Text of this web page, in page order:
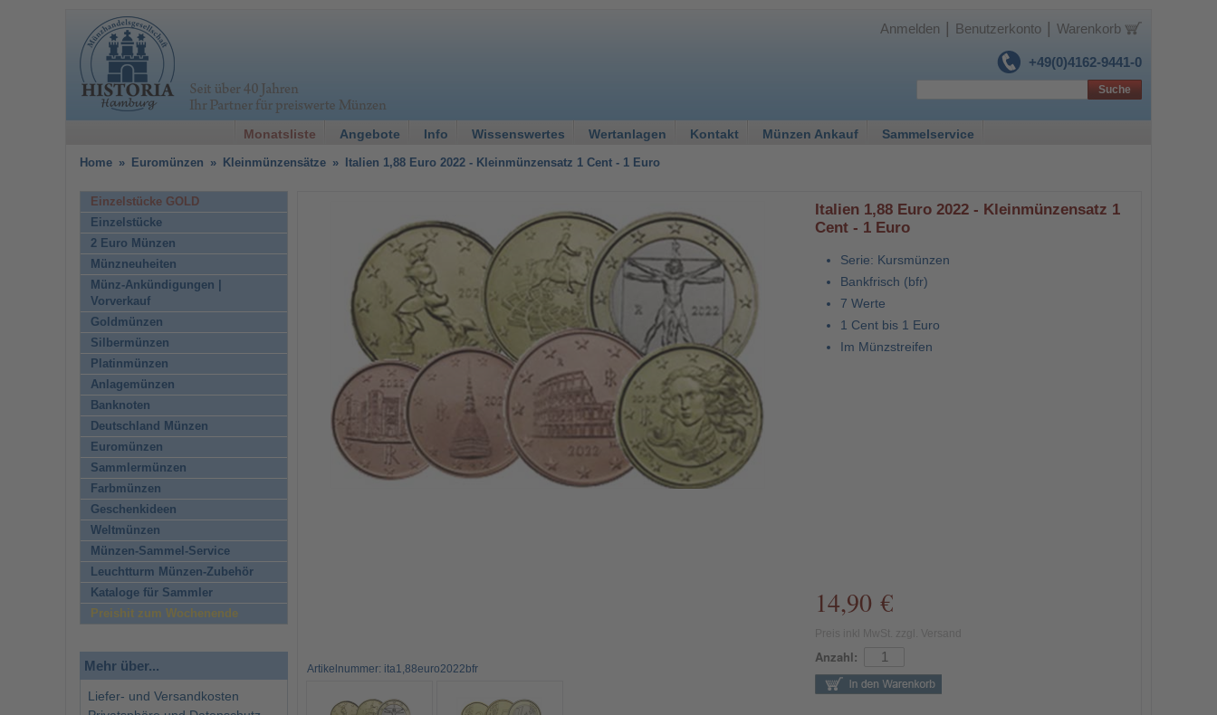
+49(0)4162-9441-0
Anmelden Benutzerkonto Warenkorb
Monatsliste Angebote Info Wissenswertes Wertanlagen Kontakt Münzen Ankauf Sammelservice
Suche
Home » Euromünzen » Kleinmünzensätze » Italien 1,88 Euro 2022 - Kleinmünzensatz 1 Cent - 1 Euro
Artikelnummer: ita1,88euro2022bfr
Italien 1,88 Euro 2022 - Kleinmünzensatz 1
Cent - 1 Euro
Serie: Kursmünzen
Bankfrisch (bfr)
7 Werte
1 Cent bis 1 Euro
Im Münzstreifen
14,90 €
Anzahl:
Einzelstücke GOLD
Einzelstücke
2 Euro Münzen
Münzneuheiten
Münz-Ankündigungen |
Vorverkauf
Goldmünzen
Silbermünzen
Platinmünzen
Anlagemünzen
Banknoten
Deutschland Münzen
Euromünzen
Sammlermünzen
Farbmünzen
Geschenkideen
Weltmünzen
Münzen-Sammel-Service
Leuchtturm Münzen-Zubehör
Kataloge für Sammler
Preishit zum Wochenende
Mehr über...
Liefer- und Versandkosten